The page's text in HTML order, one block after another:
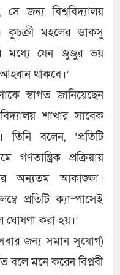
জন্য বিশ্ববিদ্যালয়
কুচক্রী মহলের ডাকসু
মধ্যে যেন জুজুর ভয়
থাকবে।’
স্বাগত জানিয়েছেন
শাখার সাবেক
বলেন, ‘প্রতিটি
গণতান্ত্রিক প্রক্রিয়ায়
অন্যতম আকাঙ্ক্ষা।
প্রতিটি ক্যাম্পাসেই
ঘোষণা করা হয়।’
(সবার জন্য সমান সুযোগ)
বলে মনে করেন বিপ্লবী